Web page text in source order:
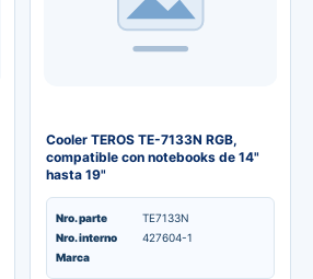
Cooler TEROS TE-7133N RGB,
compatible con notebooks de 14"
hasta 19"
Nro. parte
TE7133N
Nro. interno
427604-1
Marca